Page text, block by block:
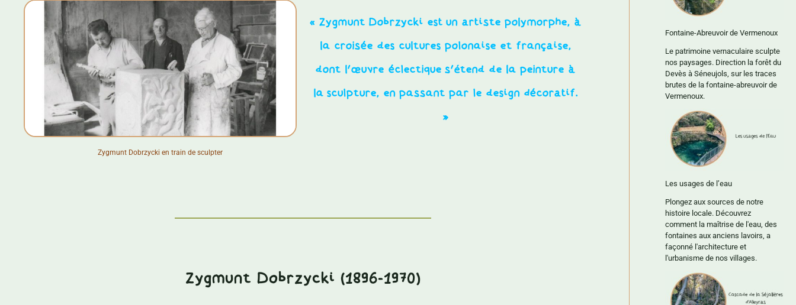
« Zygmunt Dobrzycki est un artiste polymorphe, à
la croisée des cultures polonaise et française,
dont l’œuvre éclectique s’étend de la peinture à
la sculpture, en passant par le design décoratif.
»
Zygmunt Dobrzycki en train de sculpter
Zygmunt Dobrzycki (1896-1970)
Fontaine-Abreuvoir de Vermenoux
Le patrimoine vernaculaire sculpte
nos paysages. Direction la forêt du
Devès à Séneujols, sur les traces
brutes de la fontaine-abreuvoir de
Vermenoux.
Les usages de l’eau
Plongez aux sources de notre
histoire locale. Découvrez
comment la maîtrise de l'eau, des
fontaines aux anciens lavoirs, a
façonné l'architecture et
l'urbanisme de nos villages.